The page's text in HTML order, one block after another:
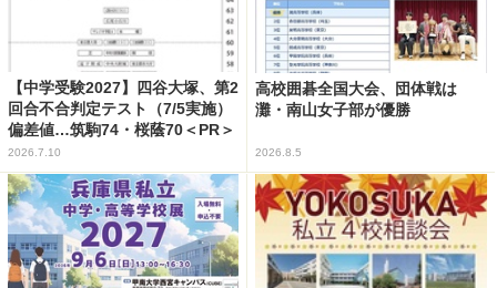
【中学受験2027】四谷大塚、第2
回合不合判定テスト（7/5実施）
偏差値…筑駒74・桜蔭70＜PR＞
2026.7.10
高校囲碁全国大会、団体戦は
灘・南山女子部が優勝
2026.8.5